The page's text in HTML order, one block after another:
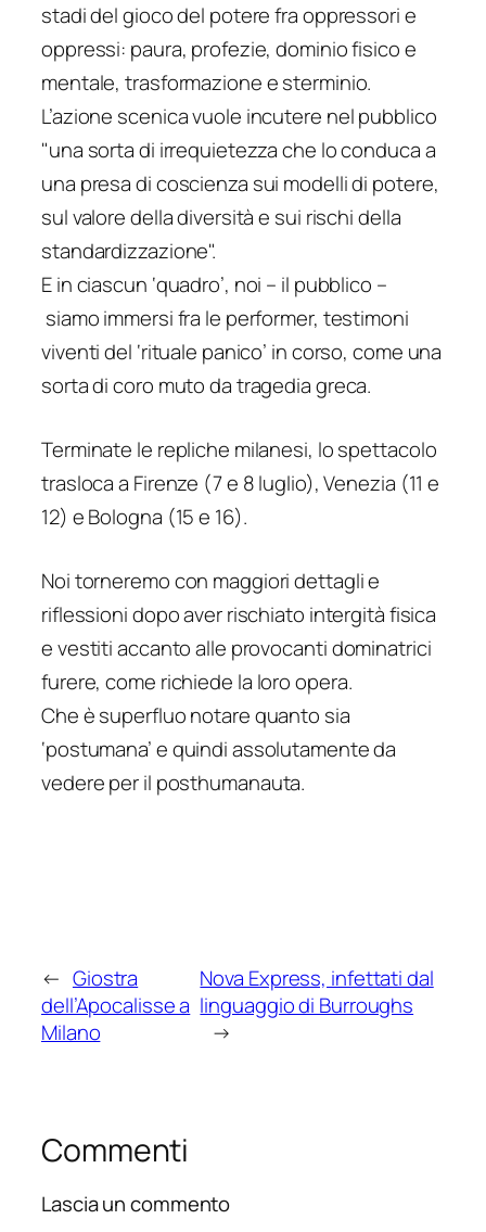
stadi del gioco del potere fra oppressori e
oppressi: paura, profezie, dominio fisico e
mentale, trasformazione e sterminio.
L’azione scenica vuole incutere nel pubblico
"una sorta di irrequietezza che lo conduca a
una presa di coscienza sui modelli di potere,
sul valore della diversità e sui rischi della
standardizzazione".
E in ciascun ‘quadro’, noi – il pubblico –
siamo immersi fra le performer, testimoni
viventi del ‘rituale panico’ in corso, come una
sorta di coro muto da tragedia greca.
Terminate le repliche milanesi, lo spettacolo
trasloca a Firenze (7 e 8 luglio), Venezia (11 e
12) e Bologna (15 e 16).
Noi torneremo con maggiori dettagli e
riflessioni dopo aver rischiato intergità fisica
e vestiti accanto alle provocantidominatrici
furere, come richiede la loro opera.
Che è superfluo notare quanto sia
‘postumana’ e quindi assolutamente da
vedere per il posthumanauta.
← Giostra
dell’Apocalisse a
Milano
Nova Express, infettati dal
linguaggio di Burroughs
→
Commenti
Lascia un commento